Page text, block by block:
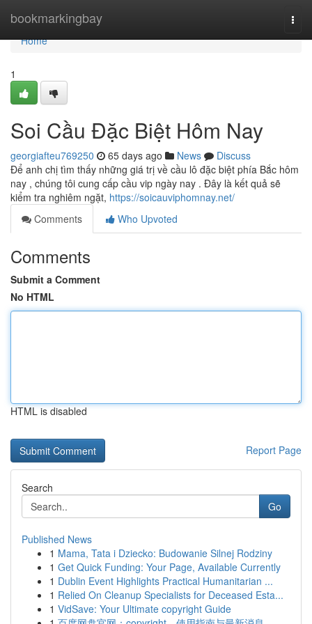
bookmarkingbay
Home
Home
1
Soi Cầu Đặc Biệt Hôm Nay
georgiafteu769250 65 days ago News
Discuss
Để anh chị tìm thấy những giá trị về cầu lô đặc biệt phía Bắc hôm
nay , chúng tôi cung cấp cầu vip ngày nay . Đây là kết quả sẽ
kiểm tra nghiêm ngặt, https://soicauviphomnay.net/
Comments
Who Upvoted
Comments
Submit a Comment
No HTML
HTML is disabled
Report Page
Search
Go
Published News
1 Mama, Tata i Dziecko: Budowanie Silnej Rodziny
1 Get Quick Funding: Your Page, Available Currently
1 Dublin Event Highlights Practical Humanitarian ...
1 Relied On Cleanup Specialists for Deceased Esta...
1 VidSave: Your Ultimate copyright Guide